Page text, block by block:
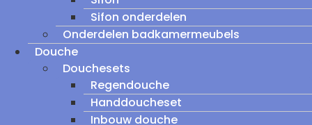
Sifon onderdelen
Onderdelen badkamermeubels
Douche
Douchesets
Regendouche
Handdoucheset
Inbouw douche